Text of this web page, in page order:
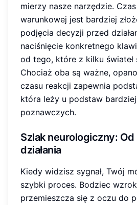
mierzy nasze narzędzie.
warunkowej jest bardziej
podjęcia decyzji przed
naciśnięcie konkretnego
od tego, które z kilku świateł
Chociaż oba są ważne,
czasu reakcji zapewnia
która leży u podstaw
poznawczych.
Szlak neurologiczny:
działania
Kiedy widzisz sygnał, Twój
szybki proces. Bodziec
przemieszcza się z oczu do